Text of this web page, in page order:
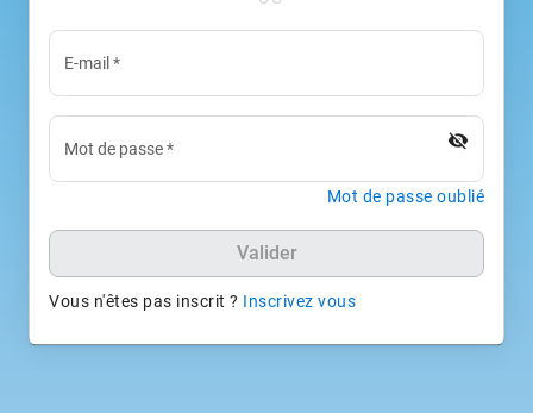
E-mail *
Mot de passe* visibility_off
Mot de passe oublié
Valider
Vous n'êtes pas inscrit ? Inscrivez vous